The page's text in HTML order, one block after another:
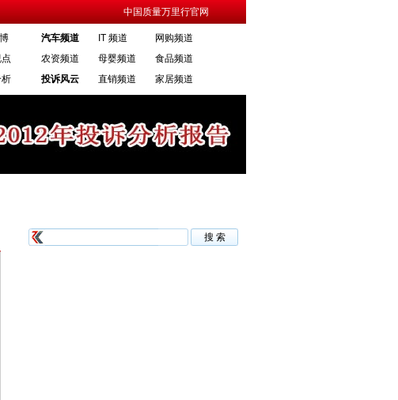
中国质量万里行官网
析
汽车频道 IT 频道
网购频道
农资频道
母婴频道
食品频道
投诉风云
直销频道 家居频道
保修期之内 ·调查称虚假违法医疗信息借搜索引擎复燃